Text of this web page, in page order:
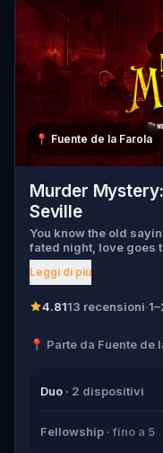
📍 Fuente de la Farola
Murder
Seville
You know the old
fated night, love goes
and Walter Bridges .
found dead during a
Walter, the obsessed
suspects, and expose
Leggi di più
4.8113 recensioni·
📍 Parte da Fuente de
Duo · 2 dispositivi
Fellowship · fino a 5